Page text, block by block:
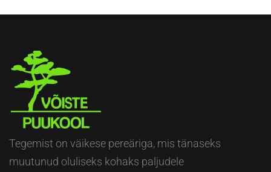
Tegemist on väikese pereäriga, mis tänaseks
muutunud oluliseks kohaks paljudele